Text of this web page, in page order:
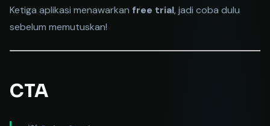
Ketiga aplikasi menawarkan free trial, jadi coba dulu
sebelum memutuskan!
CTA